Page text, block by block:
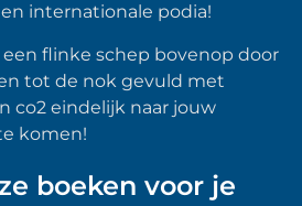
internationale podia!
een flinke schep bovenop door
tot de nok gevuld met
co2 eindelijk naar jouw
komen!
boeken voor je